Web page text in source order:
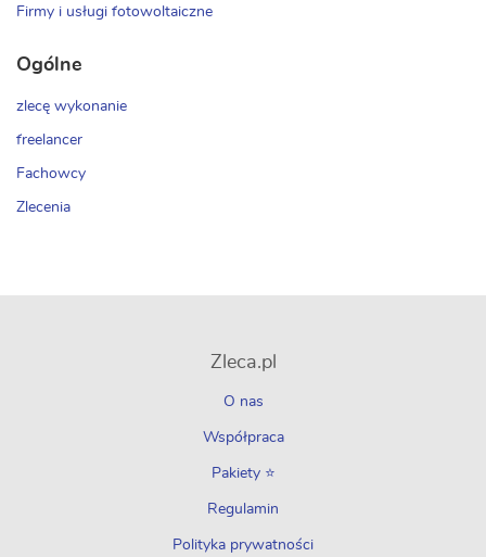
Firmy i usługi fotowoltaiczne
Ogólne
zlecę wykonanie
freelancer
Fachowcy
Zlecenia
Zleca.pl
O nas
Współpraca
Pakiety ⭐
Regulamin
Polityka prywatności